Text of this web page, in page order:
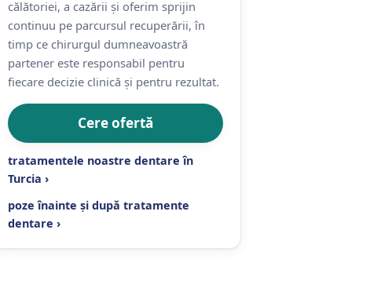
călătoriei, a cazării și oferim sprijin
continuu pe parcursul recuperării, în
timp ce chirurgul dumneavoastră
partener este responsabil pentru
fiecare decizie clinică și pentru rezultat.
Cere ofertă
tratamentele noastre dentare în
Turcia ›
poze înainte și după tratamente
dentare ›